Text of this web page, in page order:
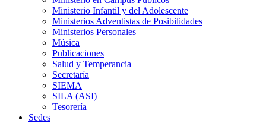
Ministerio Infantil y del Adolescente
Ministerios Adventistas de Posibilidades
Ministerios Personales
Música
Publicaciones
Salud y Temperancia
Secretaría
SIEMA
SILA (ASI)
Tesorería
Sedes